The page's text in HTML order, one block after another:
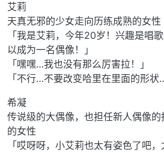
艾莉
天真无邪的少女走向历练成熟的女性
「我是艾莉，今年20岁！兴趣是唱
以成为一名偶像！」
「嘿嘿…我也没有那么厉害拉！」
「不行…不要改变哈里在里面的形状
希凝
传说级的大偶像，也担任新人偶像
的女性
「哎呀呀，小艾莉也太有姿色了吧